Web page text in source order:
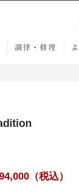
調律・修理
（税込）